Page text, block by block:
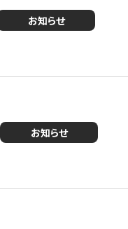
お知らせ
お知らせ